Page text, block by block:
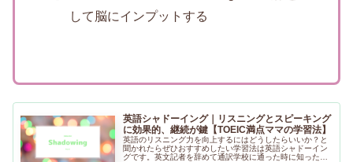
して脳にインプットする
英語シャドーイング｜リスニングとスピーキング
に効果的、継続が鍵【TOEIC満点ママの学習法】
英語のリスニング力を向上するにはどうしたらいいか？と
聞かれたらぜひおすすめしたい学習法は英語シャドーイン
グです。英文記者を辞めて通訳学校に通った時に知った学